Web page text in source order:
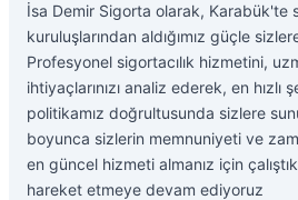
İsa Demir Sigorta olarak, Karabük'te
kuruluşlarından aldığımız güçle
Profesyonel sigortacılık hizmetini,
ihtiyaçlarınızı analiz ederek, en
politikamız doğrultusunda sizlere
boyunca sizlerin memnuniyeti ve
en güncel hizmeti almanız için
hareket etmeye devam ediyoruz